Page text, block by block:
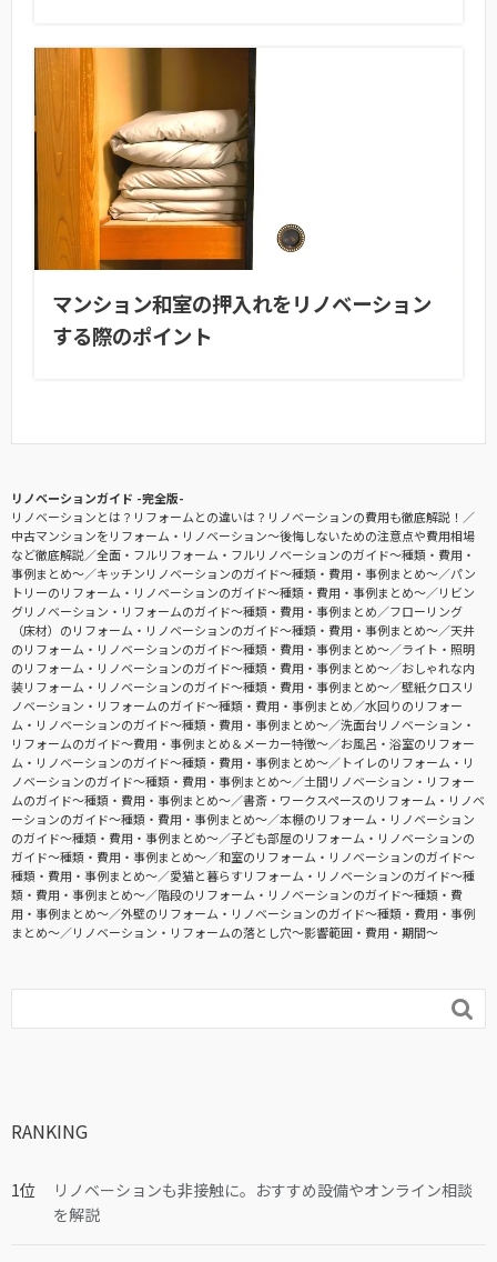
マンション和室の押入れをリノベーション
する際のポイント
リノベーションガイド -完全版-
リノベーションとは？リフォームとの違いは？リノベーションの費用も徹底解説！
中古マンションをリフォーム・リノベーション〜後悔しないための注意点や費用相場
など徹底解説
全面・フルリフォーム・フルリノベーションのガイド〜種類・費用・
事例まとめ〜
キッチンリノベーションのガイド〜種類・費用・事例まとめ〜
パン
トリーのリフォーム・リノベーションのガイド〜種類・費用・事例まとめ〜
リビン
グリノベーション・リフォームのガイド〜種類・費用・事例まとめ
フローリング
（床材）のリフォーム・リノベーションのガイド〜種類・費用・事例まとめ〜
天井
のリフォーム・リノベーションのガイド〜種類・費用・事例まとめ〜
ライト・照明
のリフォーム・リノベーションのガイド〜種類・費用・事例まとめ〜
おしゃれな内
装リフォーム・リノベーションのガイド〜種類・費用・事例まとめ〜
壁紙クロスリ
ノベーション・リフォームのガイド〜種類・費用・事例まとめ
水回りのリフォー
ム・リノベーションのガイド〜種類・費用・事例まとめ〜
洗面台リノベーション・
リフォームのガイド〜費用・事例まとめ＆メーカー特徴〜
お風呂・浴室のリフォー
ム・リノベーションのガイド〜種類・費用・事例まとめ〜
トイレのリフォーム・リ
ノベーションのガイド〜種類・費用・事例まとめ〜
土間リノベーション・リフォー
ムのガイド〜種類・費用・事例まとめ〜
書斎・ワークスペースのリフォーム・リノベ
ーションのガイド〜種類・費用・事例まとめ〜
本棚のリフォーム・リノベーション
のガイド〜種類・費用・事例まとめ〜
子ども部屋のリフォーム・リノベーションの
ガイド〜種類・費用・事例まとめ〜
和室のリフォーム・リノベーションのガイド〜
種類・費用・事例まとめ〜
愛猫と暮らすリフォーム・リノベーションのガイド〜種
類・費用・事例まとめ〜
階段のリフォーム・リノベーションのガイド〜種類・費
用・事例まとめ〜
外壁のリフォーム・リノベーションのガイド〜種類・費用・事例
まとめ〜
リノベーション・リフォームの落とし穴～影響範囲・費用・期間～

RANKING
リノベーションも非接触に。おすすめ設備やオンライン相談
を解説